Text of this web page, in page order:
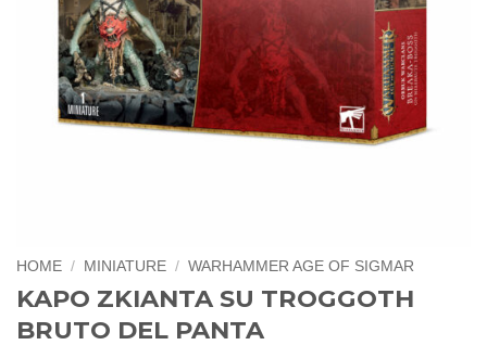
HOME / MINIATURE / WARHAMMER AGE OF SIGMAR
KAPO ZKIANTA SU TROGGOTH
BRUTO DEL PANTA